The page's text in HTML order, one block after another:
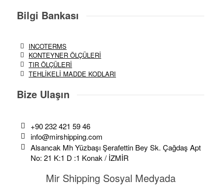
Bilgi Bankası
INCOTERMS
KONTEYNER ÖLÇÜLERİ
TIR ÖLÇÜLERİ
TEHLİKELİ MADDE KODLARI
Bize Ulaşın
+90 232 421 59 46
info@mirshipping.com
Alsancak Mh Yüzbaşı Şerafettin Bey Sk. Çağdaş Apt
No: 21 K:1 D :1 Konak / İZMİR
Mir Shipping Sosyal Medyada